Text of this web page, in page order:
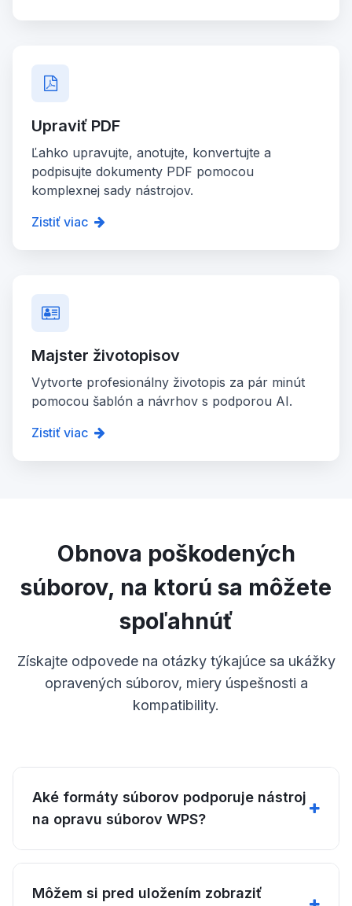
Upraviť PDF
Ľahko upravujte, anotujte, konvertujte a
podpisujte dokumenty PDF pomocou
komplexnej sady nástrojov.
Zistiť viac
Majster životopisov
Vytvorte profesionálny životopis za pár minút
pomocou šablón a návrhov s podporou AI.
Zistiť viac
Obnova poškodených
súborov, na ktorú sa môžete
spoľahnúť
Získajte odpovede na otázky týkajúce sa ukážky
opravených súborov, miery úspešnosti a
kompatibility.
Aké formáty súborov podporuje nástroj
na opravu súborov WPS?
Môžem si pred uložením zobraziť